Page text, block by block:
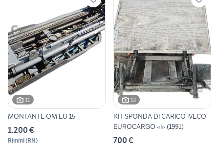
11
MONTANTE OM EU 15
1.200 €
Rimini(RN)
13
KIT SPONDA DI CARICO IVECO
EUROCARGO «I» (1991)
700 €